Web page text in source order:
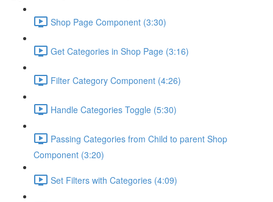
Shop Page Component (3:30)
Get Categories in Shop Page (3:16)
Filter Category Component (4:26)
Handle Categories Toggle (5:30)
Passing Categories from Child to parent Shop
Component (3:20)
Set Filters with Categories (4:09)